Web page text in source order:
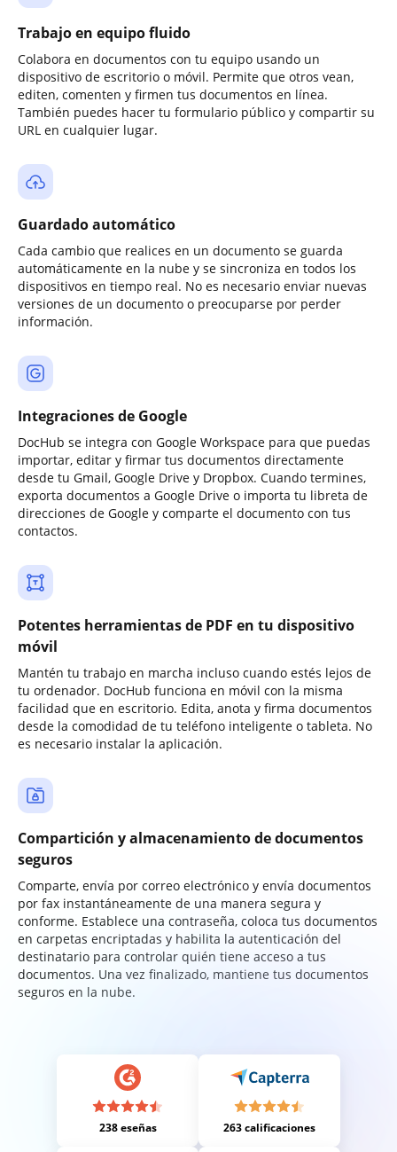
Trabajo en equipo fluido
Colabora en documentos con tu equipo usando un
dispositivo de escritorio o móvil. Permite que otros vean,
editen, comenten y firmen tus documentos en línea.
También puedes hacer tu formulario público y compartir su
URL en cualquier lugar.
Guardado automático
Cada cambio que realices en un documento se guarda
automáticamente en la nube y se sincroniza en todos los
dispositivos en tiempo real. No es necesario enviar nuevas
versiones de un documento o preocuparse por perder
información.
Integraciones de Google
DocHub se integra con Google Workspace para que puedas
importar, editar y firmar tus documentos directamente
desde tu Gmail, Google Drive y Dropbox. Cuando termines,
exporta documentos a Google Drive o importa tu libreta de
direcciones de Google y comparte el documento con tus
contactos.
Potentes herramientas de PDF en tu dispositivo
móvil
Mantén tu trabajo en marcha incluso cuando estés lejos de
tu ordenador. DocHub funciona en móvil con la misma
facilidad que en escritorio. Edita, anota y firma documentos
desde la comodidad de tu teléfono inteligente o tableta. No
es necesario instalar la aplicación.
Compartición y almacenamiento de documentos
seguros
Comparte, envía por correo electrónico y envía documentos
por fax instantáneamente de una manera segura y
conforme. Establece una contraseña, coloca tus documentos
en carpetas encriptadas y habilita la autenticación del
destinatario para controlar quién tiene acceso a tus
documentos. Una vez finalizado, mantiene tus documentos
seguros en la nube.
238 eseñas 263 calificaciones